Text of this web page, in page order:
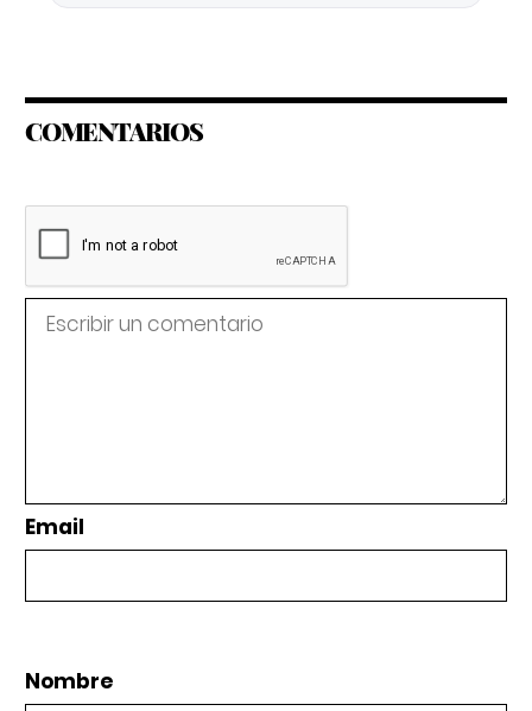
COMENTARIOS
Email
Nombre